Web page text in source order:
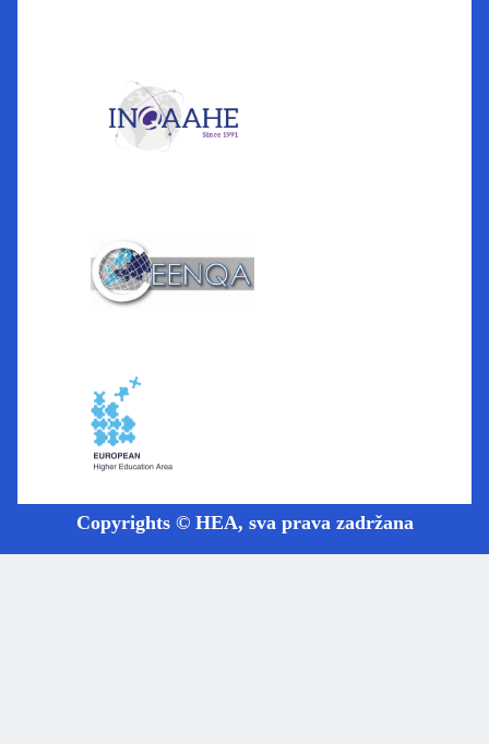
Copyrights © HEA, sva prava zadržana